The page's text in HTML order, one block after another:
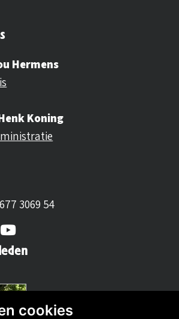
Hermens
Koning
3069 54
op Facebook
ons op Instagram
Volg ons op YouTube
cookies